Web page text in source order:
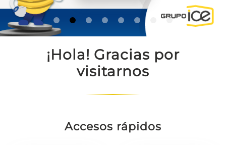
¡Hola! Gracias por
visitarnos
Accesos rápidos